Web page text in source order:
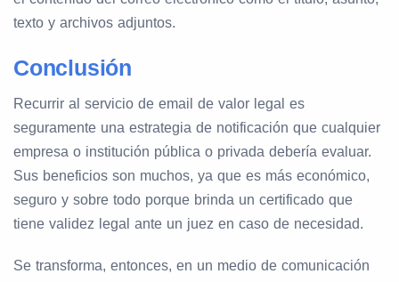
texto y archivos adjuntos.
Conclusión
Recurrir al servicio de email de valor legal es
seguramente una estrategia de notificación que cualquier
empresa o institución pública o privada debería evaluar.
Sus beneficios son muchos, ya que es más económico,
seguro y sobre todo porque brinda un certificado que
tiene validez legal ante un juez en caso de necesidad.
Se transforma, entonces, en un medio de comunicación